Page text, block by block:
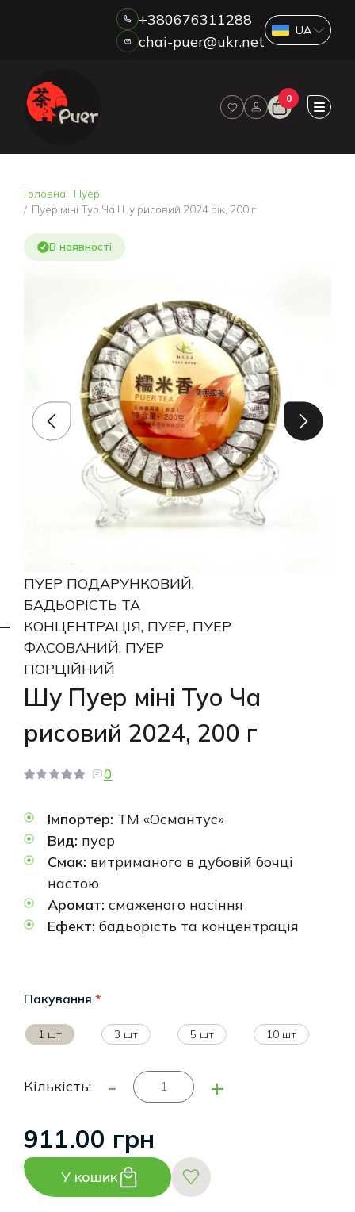
ДРОП
ВІДГУКИ
КОНТАКТИ
+380676311288
chai-puer@ukr.net
0
Головна
Пуер
Пуер міні Туо Ча Шу рисовий 2024 рік, 200 г
В наявності
ПУЕР ПОДАРУНКОВИЙ,
БАДЬОРІСТЬ ТА
КОНЦЕНТРАЦІЯ, ПУЕР, ПУЕР
ФАСОВАНИЙ, ПУЕР
ПОРЦІЙНИЙ
Шу Пуер міні Туо Ча
рисовий 2024, 200 г
0
Імпортер: ТМ «Османтус»
Вид: пуер
Смак: витриманого в дубовій бочці
настою
Аромат: смаженого насіння
Ефект: бадьорість та концентрація
Пакування *
1 шт 3 шт 5 шт 10 шт
Кількість: - +
911.00 грн
У кошик